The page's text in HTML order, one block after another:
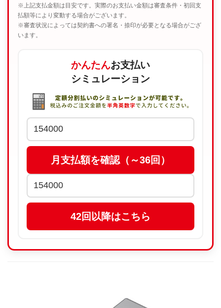
※上記支払金額は目安です。実際のお支払い金額は審査条件・初回支
払額等により変動する場合がございます。
※審査状況によっては契約書への署名・捺印が必要となる場合がござ
います。
かんたんお支払い
シミュレーション